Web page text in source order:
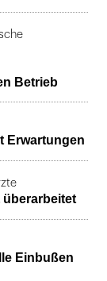
Betrieb
Erwartungen
überarbeitet
Einbußen